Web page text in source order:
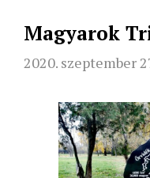
Magyarok
2020. szeptember